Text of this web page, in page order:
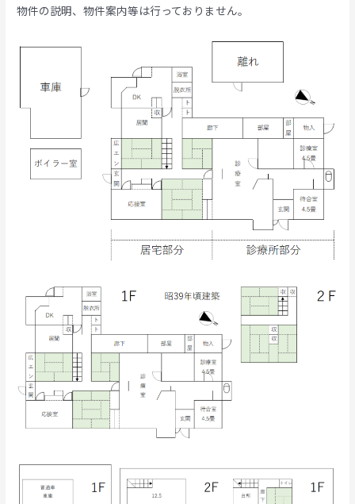
物件の説明、物件案内等は行っておりません。